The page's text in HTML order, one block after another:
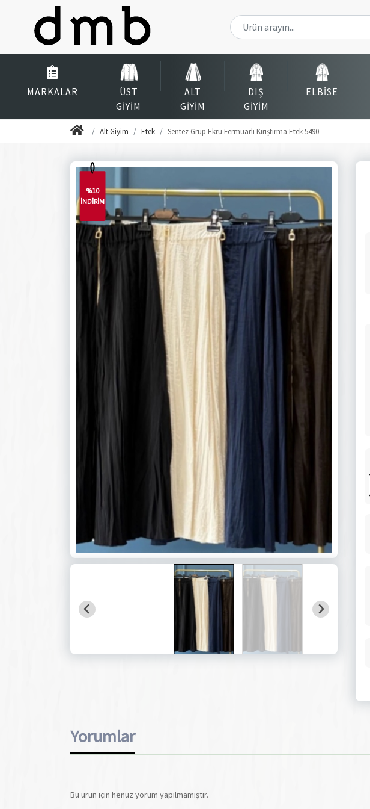
MARKALAR
ÜST
GIYIM
ALT
GIYIM
DIŞ
GIYIM
ELBISE
Alt Giyim Etek Sentez Grup Ekru Fermuarlı Kırıştırma Etek 5490
%10
İNDİRİM
Yorumlar
Bu ürün için henüz yorum yapılmamıştır.